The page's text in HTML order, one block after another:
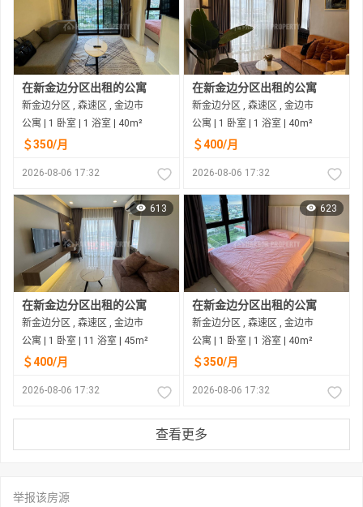
在新金边分区出租的公寓
新金边分区 , 森速区 , 金边市
公寓 | 1 卧室 | 1 浴室 | 40m²
＄350/月
2026-08-06 17:32
在新金边分区出租的公寓
新金边分区 , 森速区 , 金边市
公寓 | 1 卧室 | 1 浴室 | 40m²
＄400/月
2026-08-06 17:32
613
在新金边分区出租的公寓
新金边分区 , 森速区 , 金边市
公寓 | 1 卧室 | 11 浴室 | 45m²
＄400/月
2026-08-06 17:32
623
在新金边分区出租的公寓
新金边分区 , 森速区 , 金边市
公寓 | 1 卧室 | 1 浴室 | 40m²
＄350/月
2026-08-06 17:32
查看更多
举报该房源